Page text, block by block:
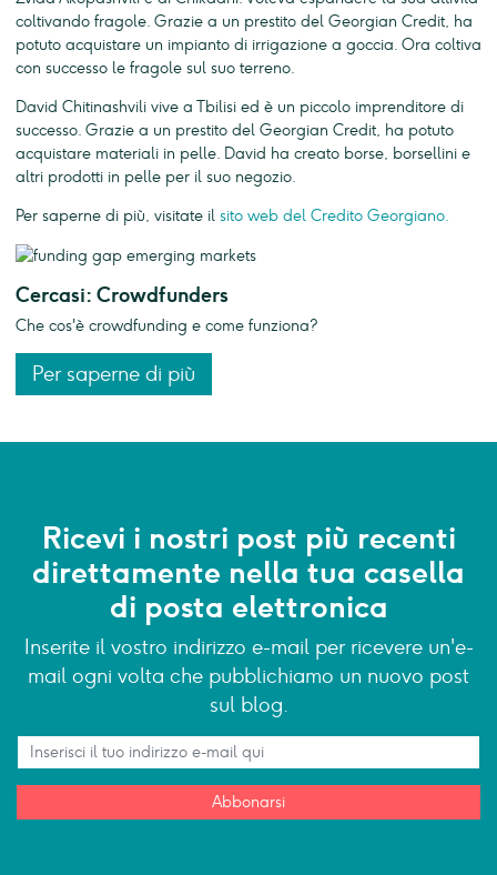
coltivando fragole. Grazie a un prestito del Georgian Credit, ha
potuto acquistare un impianto di irrigazione a goccia. Ora coltiva
con successo le fragole sul suo terreno.
David Chitinashvili vive a Tbilisi ed è un piccolo imprenditore di
successo. Grazie a un prestito del Georgian Credit, ha potuto
acquistare materiali in pelle. David ha creato borse, borsellini e
altri prodotti in pelle per il suo negozio.
Per saperne di più, visitate il sito web del Credito Georgiano.
Cercasi: Crowdfunders
Che cos'è crowdfunding e come funziona?
Per saperne di più
Ricevi i nostri post più recenti
direttamente nella tua casella
di posta elettronica
Inserite il vostro indirizzo e-mail per ricevere un'e-
mail ogni volta che pubblichiamo un nuovo post
sul blog.
Abbonarsi